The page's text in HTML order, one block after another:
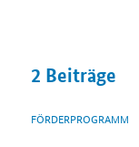
2 Beiträge
FÖRDERPROGRAMM